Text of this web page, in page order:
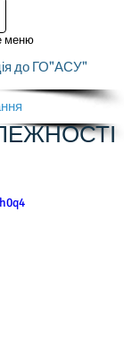
меню
до ГО"АСУ"